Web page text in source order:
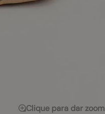
Clique para dar zoom